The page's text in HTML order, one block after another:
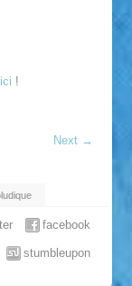
!
Next →
facebook
stumbleupon